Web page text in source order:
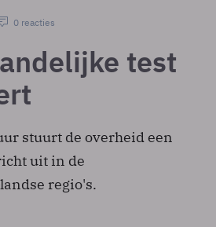
0 reacties
test
stuurt de overheid een
uit in de
regio's.